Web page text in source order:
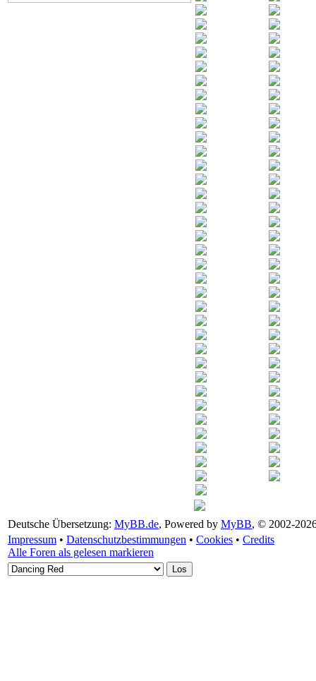
Deutsche Übersetzung: MyBB.de, Powered by MyBB, © 2002-
Impressum • Datenschutzbestimmungen • Cookies • Credits
Alle Foren als gelesen markieren